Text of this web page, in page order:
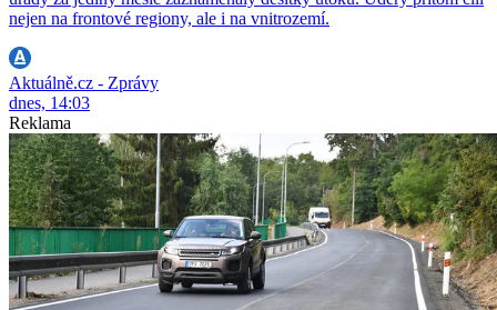
nejen na frontové regiony, ale i na vnitrozemí.
Aktuálně.cz - Zprávy
dnes, 14:03
Reklama